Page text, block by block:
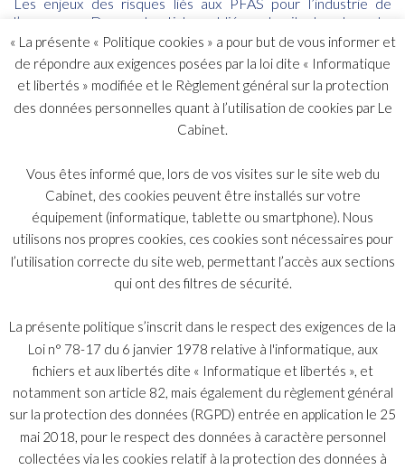
l’assurance. Dans cet article, publié sur le site Legalmondo,
Alexandre Malan aborde les enjeux découlant des « risques
cachés » et la question de la validité des clauses d’exclusion
visant de tels risques.
https://www.legalmondo.com/fr/2024/06/pfas-risks-impacts-
professional-liability-insurance-sectors-france-euro
Abonnez-vous
© 2026 Copyright Bélot Malan & Associés.
« La présente « Politique cookies » a pour but de vous informer et
de répondre aux exigences posées par la loi dite « Informatique
et libertés » modifiée et le Règlement général sur la protection
des données personnelles quant à l’utilisation de cookies par Le
Cabinet.
Vous êtes informé que, lors de vos visites sur le site web du
Cabinet, des cookies peuvent être installés sur votre
équipement (informatique, tablette ou smartphone). Nous
utilisons nos propres cookies, ces cookies sont nécessaires pour
l’utilisation correcte du site web, permettant l’accès aux sections
qui ont des filtres de sécurité.
La présente politique s’inscrit dans le respect des exigences de la
Loi n° 78-17 du 6 janvier 1978 relative à l'informatique, aux
fichiers et aux libertés dite « Informatique et libertés », et
notamment son article 82, mais également du règlement général
sur la protection des données (RGPD) entrée en application le 25
mai 2018, pour le respect des données à caractère personnel
collectées via les cookies relatif à la protection des données à